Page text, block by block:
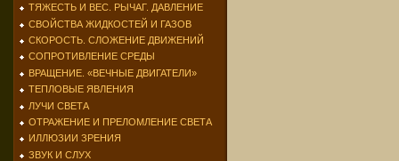
ТЯЖЕСТЬ И ВЕС. РЫЧАГ. ДАВЛЕНИЕ
СВОЙСТВА ЖИДКОСТЕЙ И ГАЗОВ
СКОРОСТЬ. СЛОЖЕНИЕ ДВИЖЕНИЙ
СОПРОТИВЛЕНИЕ СРЕДЫ
ВРАЩЕНИЕ. «ВЕЧНЫЕ ДВИГАТЕЛИ»
ТЕПЛОВЫЕ ЯВЛЕНИЯ
ЛУЧИ СВЕТА
ОТРАЖЕНИЕ И ПРЕЛОМЛЕНИЕ СВЕТА
ИЛЛЮЗИИ ЗРЕНИЯ
ЗВУК И СЛУХ